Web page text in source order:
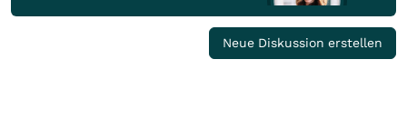
Neue Diskussion erstellen